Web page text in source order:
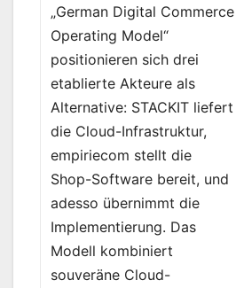
„German Digital Commerce
Operating Model“
positionieren sich drei
etablierte Akteure als
Alternative: STACKIT liefert
die Cloud-Infrastruktur,
empiriecom stellt die
Shop-Software bereit, und
adesso übernimmt die
Implementierung. Das
Modell kombiniert
souveräne Cloud-